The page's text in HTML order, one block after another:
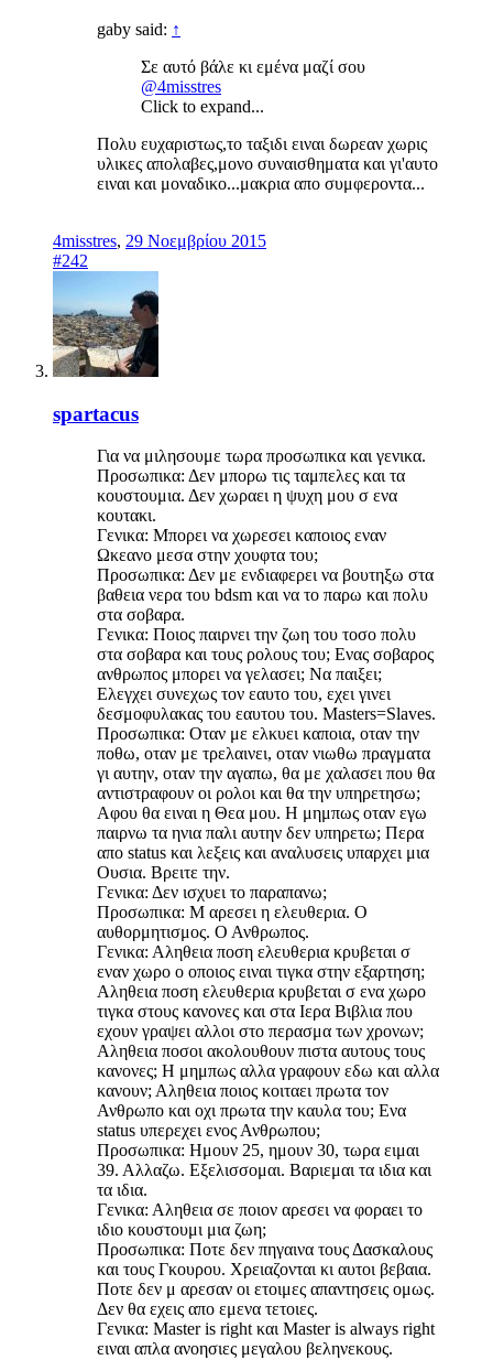
gaby said: ↑
Σε αυτό βάλε κι εμένα μαζί σου
@4misstres
Click to expand...
Πολυ ευχαριστως,το ταξιδι ειναι δωρεαν χωρις
υλικες απολαβες,μονο συναισθηματα και γι'αυτο
ειναι και μοναδικο...μακρια απο συμφεροντα...
4misstres, 29 Νοεμβρίου 2015
#242
spartacus
Για να μιλησουμε τωρα προσωπικα και γενικα.
Προσωπικα: Δεν μπορω τις ταμπελες και τα
κουστουμια. Δεν χωραει η ψυχη μου σ ενα
κουτακι.
Γενικα: Μπορει να χωρεσει καποιος εναν
Ωκεανο μεσα στην χουφτα του;
Προσωπικα: Δεν με ενδιαφερει να βουτηξω στα
βαθεια νερα του bdsm και να το παρω και πολυ
στα σοβαρα.
Γενικα: Ποιος παιρνει την ζωη του τοσο πολυ
στα σοβαρα και τους ρολους του; Ενας σοβαρος
ανθρωπος μπορει να γελασει; Να παιξει;
Ελεγχει συνεχως τον εαυτο του, εχει γινει
δεσμοφυλακας του εαυτου του. Μasters=Slaves.
Προσωπικα: Οταν με ελκυει καποια, οταν την
ποθω, οταν με τρελαινει, οταν νιωθω πραγματα
γι αυτην, οταν την αγαπω, θα με χαλασει που θα
αντιστραφουν οι ρολοι και θα την υπηρετησω;
Αφου θα ειναι η Θεα μου. Η μημπως οταν εγω
παιρνω τα ηνια παλι αυτην δεν υπηρετω; Περα
απο status και λεξεις και αναλυσεις υπαρχει μια
Ουσια. Βρειτε την.
Γενικα: Δεν ισχυει το παραπανω;
Προσωπικα: Μ αρεσει η ελευθερια. Ο
αυθορμητισμος. Ο Ανθρωπος.
Γενικα: Αληθεια ποση ελευθερια κρυβεται σ
εναν χωρο ο οποιος ειναι τιγκα στην εξαρτηση;
Αληθεια ποση ελευθερια κρυβεται σ ενα χωρο
τιγκα στους κανονες και στα Ιερα Βιβλια που
εχουν γραψει αλλοι στο περασμα των χρονων;
Αληθεια ποσοι ακολουθουν πιστα αυτους τους
κανονες; Η μημπως αλλα γραφουν εδω και αλλα
κανουν; Αληθεια ποιος κοιταει πρωτα τον
Ανθρωπο και οχι πρωτα την καυλα του; Ενα
status υπερεχει ενος Ανθρωπου;
Προσωπικα: Ημουν 25, ημουν 30, τωρα ειμαι
39. Αλλαζω. Εξελισσομαι. Βαριεμαι τα ιδια και
τα ιδια.
Γενικα: Αληθεια σε ποιον αρεσει να φοραει το
ιδιο κουστουμι μια ζωη;
Προσωπικα: Ποτε δεν πηγαινα τους Δασκαλους
και τους Γκουρου. Χρειαζονται κι αυτοι βεβαια.
Ποτε δεν μ αρεσαν οι ετοιμες απαντησεις ομως.
Δεν θα εχεις απο εμενα τετοιες.
Γενικα: Μaster is right και Μaster is always right
ειναι απλα ανοησιες μεγαλου βεληνεκους.